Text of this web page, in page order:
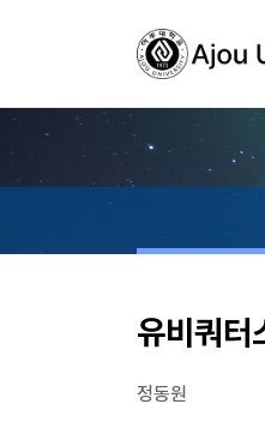
유비쿼터
정동원